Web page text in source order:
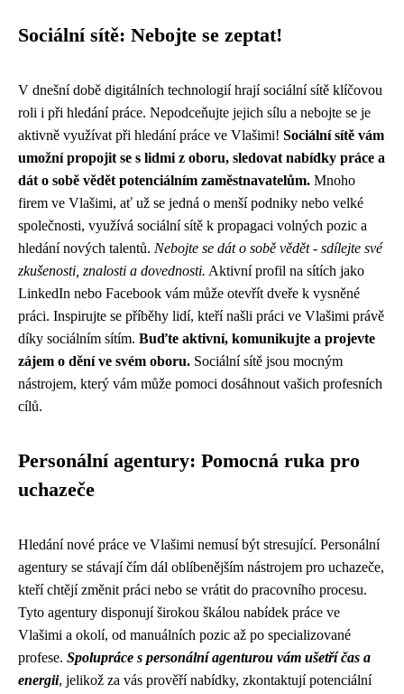
Sociální sítě: Nebojte se zeptat!
V dnešní době digitálních technologií hrají sociální sítě klíčovou
roli i při hledání práce. Nepodceňujte jejich sílu a nebojte se je
aktivně využívat při hledání práce ve Vlašimi! Sociální sítě vám
umožní propojit se s lidmi z oboru, sledovat nabídky práce a
dát o sobě vědět potenciálním zaměstnavatelům. Mnoho
firem ve Vlašimi, ať už se jedná o menší podniky nebo velké
společnosti, využívá sociální sítě k propagaci volných pozic a
hledání nových talentů. Nebojte se dát o sobě vědět - sdílejte své
zkušenosti, znalosti a dovednosti. Aktivní profil na sítích jako
LinkedIn nebo Facebook vám může otevřít dveře k vysněné
práci. Inspirujte se příběhy lidí, kteří našli práci ve Vlašimi právě
díky sociálním sítím. Buďte aktivní, komunikujte a projevte
zájem o dění ve svém oboru. Sociální sítě jsou mocným
nástrojem, který vám může pomoci dosáhnout vašich profesních
cílů.
Personální agentury: Pomocná ruka pro
uchazeče
Hledání nové práce ve Vlašimi nemusí být stresující. Personální
agentury se stávají čím dál oblíbenějším nástrojem pro uchazeče,
kteří chtějí změnit práci nebo se vrátit do pracovního procesu.
Tyto agentury disponují širokou škálou nabídek práce ve
Vlašimi a okolí, od manuálních pozic až po specializované
profese. Spolupráce s personální agenturou vám ušetří čas a
energii, jelikož za vás prověří nabídky, zkontaktují potenciální